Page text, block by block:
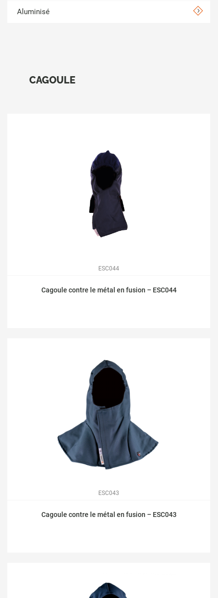
Aluminisé
CAGOULE
ESC044
Cagoule contre le métal en fusion – ESC044
ESC043
Cagoule contre le métal en fusion – ESC043